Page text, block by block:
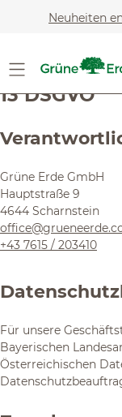
Zum Hauptinhalt
Neuheiten
13 DSGVO
Grüne Erde GmbH
Hauptstraße 9
4644 Scharnstein
+43 7615 / 203410
Für unsere
Bayerischen
Österreichischen